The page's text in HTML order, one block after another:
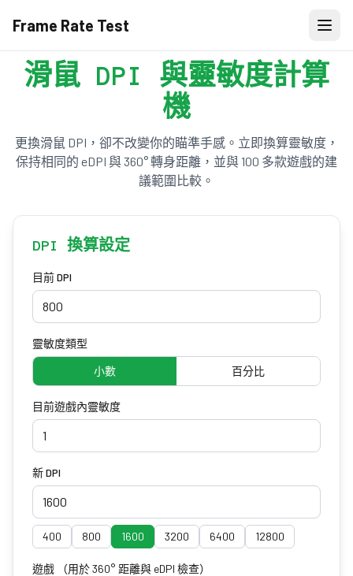
Frame Rate Test
滑鼠 DPI 與靈敏度計算
機
更換滑鼠 DPI，卻不改變你的瞄準手感。立即換算靈敏度，
保持相同的 eDPI 與 360° 轉身距離，並與 100 多款遊戲的建
議範圍比較。
DPI 換算設定
目前 DPI
靈敏度類型
小數 百分比
目前遊戲內靈敏度
新 DPI
400 800 1600 3200 6400 12800
遊戲 （用於 360° 距離與 eDPI 檢查）